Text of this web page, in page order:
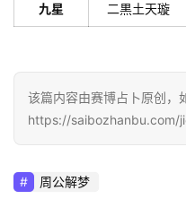
九星 二黒土天璇
该篇内容由赛博占卜原创，
https://saibozhanbu.com/
周公解梦